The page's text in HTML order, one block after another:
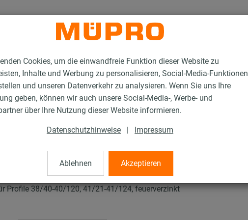
Cookies, um die einwandfreie Funktion dieser Website zu
Inhalte und Werbung zu personalisieren, Social-Media-Funktionen
und unseren Datenverkehr zu analysieren. Wenn Sie uns Ihre
geben, können wir auch unsere Social-Media-, Werbe- und
über Ihre Nutzung dieser Website informieren.
Datenschutzhinweise | Impressum
Ablehnen Akzeptieren
für die Lüftungsbefestigung
Profile 38/40-40/120, 41/21-41/124, feuerverzinkt